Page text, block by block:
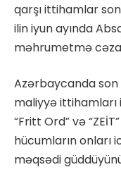
qarşı ittihamlar
ilin iyun ayında
məhrumetmə
Azərbaycanda son
maliyyə
“Fritt Ord” və
hücumların onları
məqsədi